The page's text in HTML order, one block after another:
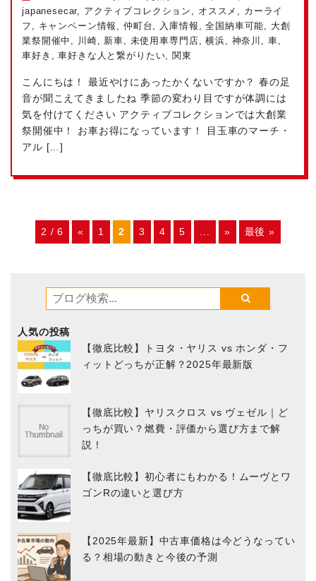
japanesecar
アクティブコレクション オススメ
カーライ
フ
キャンペーン情報 仲町台 入庫情報 ,全国納車可能
大創
業祭開催中
川崎 新車 未使用車専門店 ,横浜 神奈川 車
車好き
,車好きな人と繋がりたい 関東
こんにちは！ 最近やけにあったかくないですか？ 春の足
音が聞こえてきましたね 季節の変わり目ですが体調には
気を付けてください アクティブコレクションでは大創業
祭開催中！ お車お得になっています！ 目玉車のマーチ・
アル […]
2 / 6 « 1 2 3 4 5 » 最後 »
人気の投稿
【徹底比較】トヨタ・ヤリス vs ホンダ・フ
ィットどっちが正解？2025年最新版
【徹底比較】ヤリスクロス vs ヴェゼル｜ど
っちが買い？燃費・評価から選び方まで解
説！
【徹底比較】初心者にもわかる！ムーヴとワ
ゴンRの違いと選び方
【2025年最新】中古車価格は今どうなってい
る？相場の動きと今後の予測